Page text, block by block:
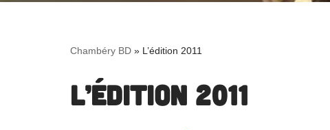
Chambéry BD » L’édition 2011
L’édition 2011